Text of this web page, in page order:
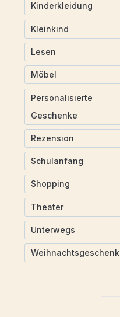
Kinderkleidung
Kleinkind
Lesen
Möbel
Personalisierte
Geschenke
Rezension
Schulanfang
Shopping
Theater
Unterwegs
Weihnachtsgeschenk